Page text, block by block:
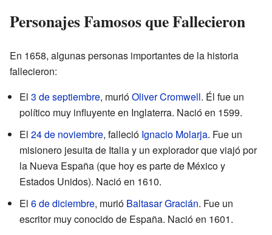
Personajes Famosos que Fallecieron
En 1658, algunas personas importantes de la historia
fallecieron:
El 3 de septiembre, murióOliver Cromwell. Él fue un
político muy influyente en Inglaterra. Nació en 1599.
El 24 de noviembre, falleció Ignacio Molarja. Fue un
misionero jesuita de Italia y un explorador que viajó por
la Nueva España (que hoy es parte de México y
Estados Unidos). Nació en 1610.
El 6 de diciembre, murió Baltasar Gracián. Fue un
escritor muy conocido de España. Nació en 1601.